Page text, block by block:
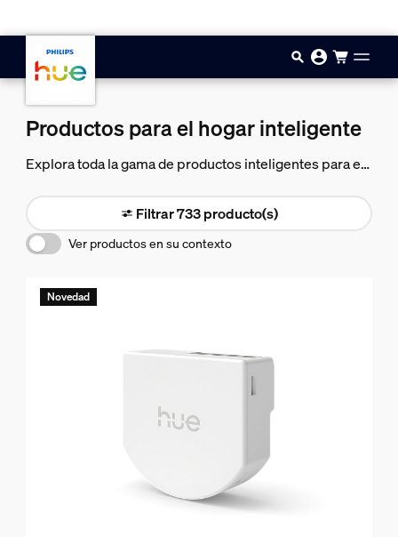
Productos para el hogar inteligente
Explora toda la gama de productos inteligentes para el
fuera, con accesorios de iluminación, lámparas y
bombillas inteligentes, así como cámaras y sensores
de seguridad inteligentes.
Filtrar 733 producto(s)
Ver productos en su contexto
Novedad